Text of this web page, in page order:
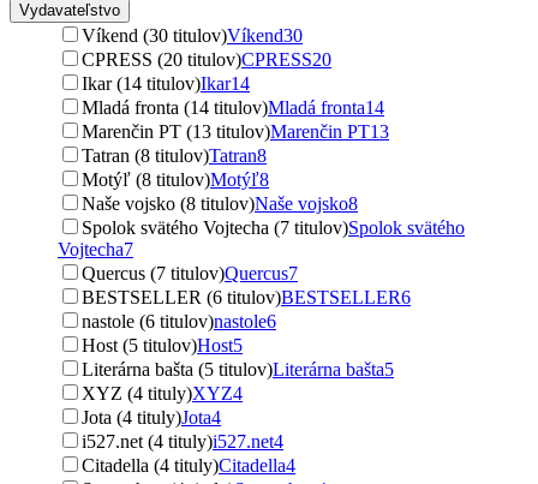
Vydavateľstvo
Víkend (30 titulov)Víkend30
CPRESS (20 titulov)CPRESS20
Ikar (14 titulov)Ikar14
Mladá fronta (14 titulov)Mladá fronta14
Marenčin PT (13 titulov)Marenčin PT13
Tatran (8 titulov)Tatran8
Motýľ (8 titulov)Motýľ8
Naše vojsko (8 titulov)Naše vojsko8
Spolok svätého Vojtecha (7 titulov)Spolok svätého
Vojtecha7
Quercus (7 titulov)Quercus7
BESTSELLER (6 titulov)BESTSELLER6
nastole (6 titulov)nastole6
Host (5 titulov)Host5
Literárna bašta (5 titulov)Literárna bašta5
XYZ (4 tituly)XYZ4
Jota (4 tituly)Jota4
i527.net (4 tituly)i527.net4
Citadella (4 tituly)Citadella4